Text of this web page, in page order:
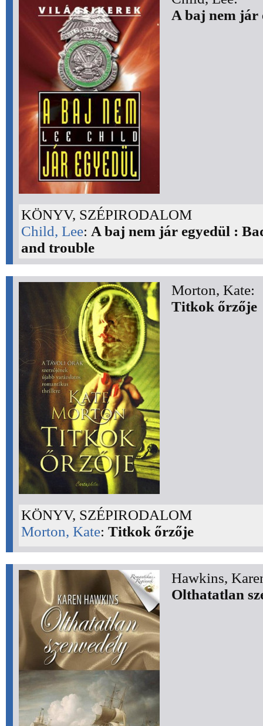
A baj nem jár
KÖNYV, SZÉPIRODALOM
Child, Lee: A baj nem jár egyedül :
and trouble
Morton, Kate:
Titkok őrzője
KÖNYV, SZÉPIRODALOM
Morton, Kate: Titkok őrzője
Hawkins,
Olthatatlan